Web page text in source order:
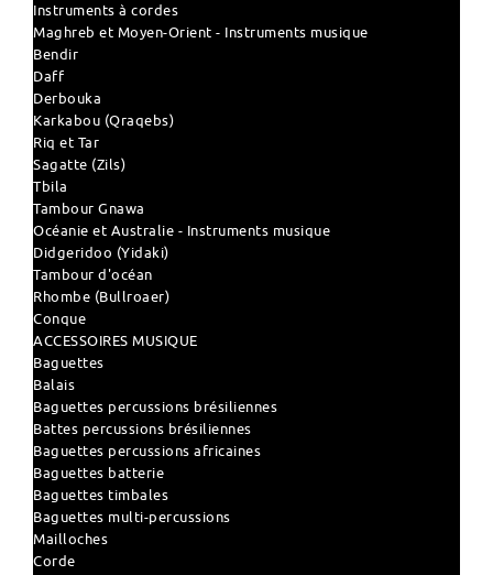
Instruments à cordes
Maghreb et Moyen-Orient - Instruments musique
Bendir
Daff
Derbouka
Karkabou (Qraqebs)
Riq et Tar
Sagatte (Zils)
Tbila
Tambour Gnawa
Océanie et Australie - Instruments musique
Didgeridoo (Yidaki)
Tambour d'océan
Rhombe (Bullroaer)
Conque
ACCESSOIRES MUSIQUE
Baguettes
Balais
Baguettes percussions brésiliennes
Battes percussions brésiliennes
Baguettes percussions africaines
Baguettes batterie
Baguettes timbales
Baguettes multi-percussions
Mailloches
Corde